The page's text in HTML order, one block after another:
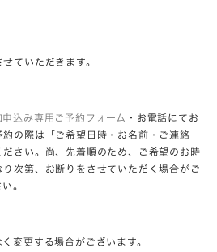
ていただきます。
申込み専用ご予約フォーム
・お電話にてお
の際は「ご希望日時・お名前・ご連絡
さい。尚、先着順のため、ご希望のお時
次第、お断りをさせていただく場合がご
。
変更する場合がございます。